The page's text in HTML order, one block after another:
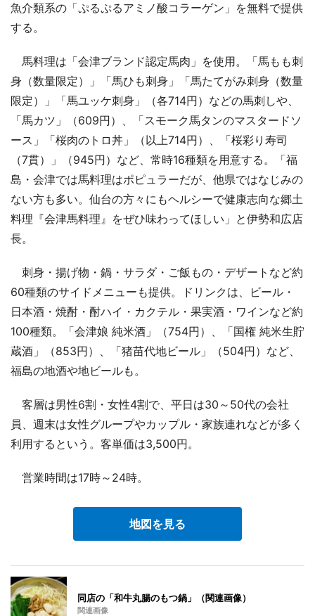
魚介類系の「ぷるぷるアミノ酸コラーゲン」を無料で提供
する。
馬料理は「会津ブランド認定馬肉」を使用。「馬もも刺
身（数量限定）」「馬ひも刺身」「馬たてがみ刺身（数量
限定）」「馬ユッケ刺身」（各714円）などの馬刺しや、
「馬カツ」（609円）、「スモーク馬タンのマスタードソ
ース」「桜肉のトロ丼」（以上714円）、「桜彩り寿司
（7貫）」（945円）など、常時16種類を用意する。「福
島・会津では馬料理はポピュラーだが、他県ではなじみの
ない方も多い。仙台の方々にもヘルシーで健康志向な郷土
料理『会津馬料理』をぜひ味わってほしい」と伊勢和広店
長。
刺身・揚げ物・鍋・サラダ・ご飯もの・デザートなど約
60種類のサイドメニューも提供。ドリンクは、ビール・
日本酒・焼酎・酎ハイ・カクテル・果実酒・ワインなど約
100種類。「会津娘 純米酒」（754円）、「国権 純米生貯
蔵酒」（853円）、「猪苗代地ビール」（504円）など、
福島の地酒や地ビールも。
客層は男性6割・女性4割で、平日は30～50代の会社
員、週末は女性グループやカップル・家族連れなどが多く
利用するという。客単価は3,500円。
営業時間は17時～24時。
地図を見る
同店の「和牛丸腸のもつ鍋」（関連画像）
関連画像